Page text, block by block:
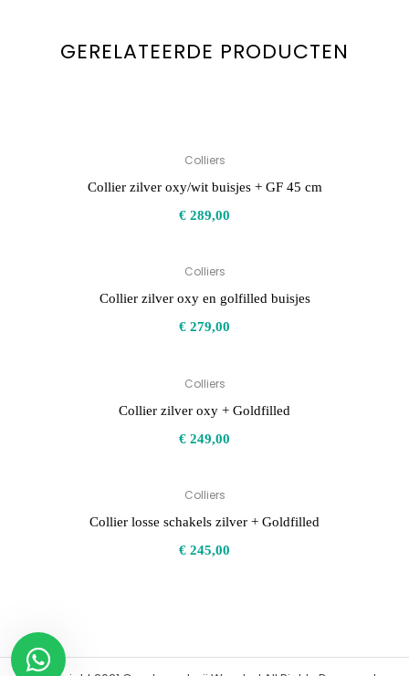
GERELATEERDE PRODUCTEN
Colliers
Collier zilver oxy/wit buisjes + GF 45 cm
€ 289,00
Colliers
Collier zilver oxy en golfilled buisjes
€ 279,00
Colliers
Collier zilver oxy + Goldfilled
€ 249,00
Colliers
Collier losse schakels zilver + Goldfilled
€ 245,00